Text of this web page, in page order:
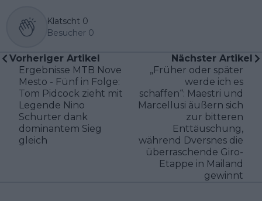
Klatscht 0
Besucher 0
Vorheriger Artikel
Ergebnisse MTB Nove
Mesto - Fünf in Folge:
Tom Pidcock zieht mit
Legende Nino
Schurter dank
dominantem Sieg
gleich
Nächster Artikel
„Früher oder später
werde ich es
schaffen“: Maestri und
Marcellusi äußern sich
zur bitteren
Enttäuschung,
während Dversnes die
überraschende Giro-
Etappe in Mailand
gewinnt